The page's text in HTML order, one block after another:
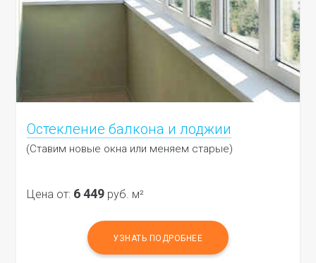
Остекление балкона и лоджии
(Ставим новые окна или меняем старые)
Цена от: 6 449 руб. м²
УЗНАТЬ ПОДРОБНЕЕ